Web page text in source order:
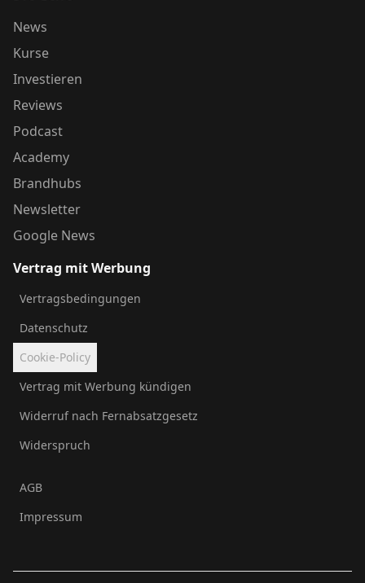
News
Kurse
Investieren
Reviews
Podcast
Academy
Brandhubs
Newsletter
Google News
Vertrag mit Werbung
Vertragsbedingungen
Datenschutz
Cookie-Policy
Vertrag mit Werbung kündigen
Widerruf nach Fernabsatzgesetz
Widerspruch
AGB
Impressum